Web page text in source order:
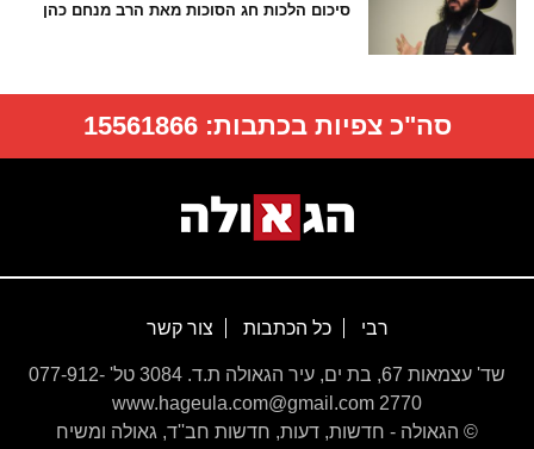
סיכום הלכות חג הסוכות מאת הרב מנחם כהן
סה"כ צפיות בכתבות:15561866
רבי כל הכתבות צור קשר
שד' עצמאות 67, בת ים, עיר הגאולה ת.ד. 3084 טל' 077-912-
2770 www.hageula.com@gmail.com
© הגאולה - חדשות, דעות, חדשות חב''ד, גאולה ומשיח